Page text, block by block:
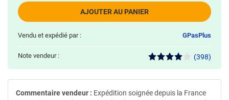
AJOUTER AU PANIER
Vendu et expédié par : GPasPlus
Note vendeur : (398)
Commentaire vendeur : Expédition soignée depuis la France